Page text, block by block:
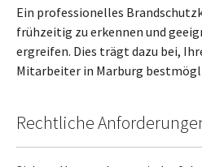
Ein professionelles
frühzeitig zu erkennen und
ergreifen. Dies trägt dazu bei,
Mitarbeiter in Marburg
Rechtliche